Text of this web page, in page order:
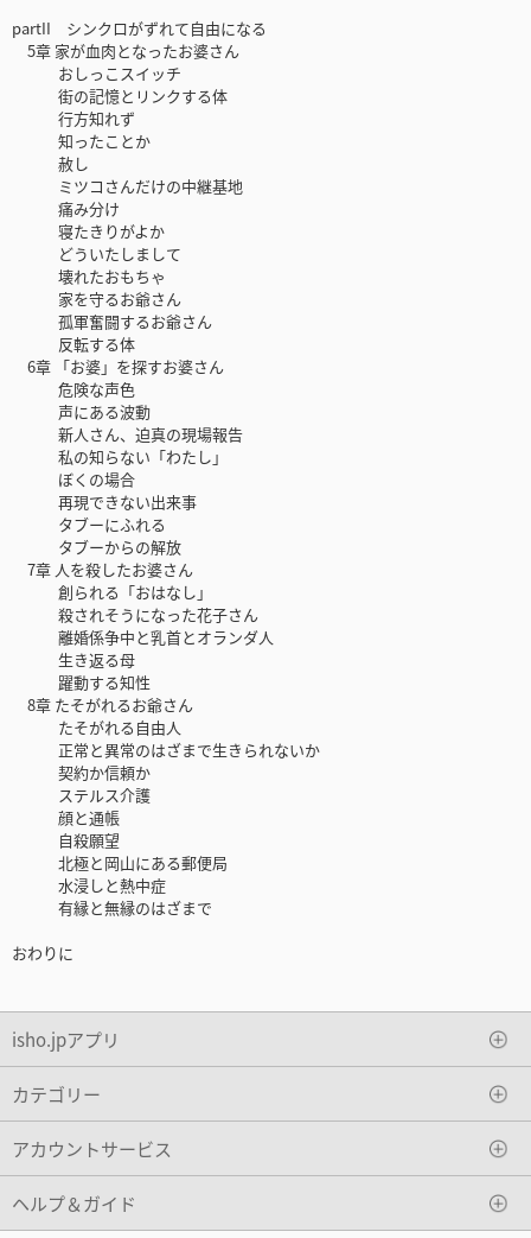
partII シンクロがずれて自由になる
5章 家が血肉となったお婆さん
おしっこスイッチ
街の記憶とリンクする体
行方知れず
知ったことか
赦し
ミツコさんだけの中継基地
痛み分け
寝たきりがよか
どういたしまして
壊れたおもちゃ
家を守るお爺さん
孤軍奮闘するお爺さん
反転する体
6章 「お婆」を探すお婆さん
危険な声色
声にある波動
新人さん、迫真の現場報告
私の知らない「わたし」
ぼくの場合
再現できない出来事
タブーにふれる
タブーからの解放
7章 人を殺したお婆さん
創られる「おはなし」
殺されそうになった花子さん
離婚係争中と乳首とオランダ人
生き返る母
躍動する知性
8章 たそがれるお爺さん
たそがれる自由人
正常と異常のはざまで生きられないか
契約か信頼か
ステルス介護
顔と通帳
自殺願望
北極と岡山にある郵便局
水浸しと熱中症
有縁と無縁のはざまで
おわりに
isho.jpアプリ
カテゴリー
アカウントサービス
ヘルプ＆ガイド